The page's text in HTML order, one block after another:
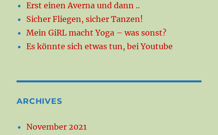
Erst einen Averna und dann ..
Sicher Fliegen, sicher Tanzen!
Mein GiRL macht Yoga – was sonst?
Es könnte sich etwas tun, bei Youtube
ARCHIVES
November 2021